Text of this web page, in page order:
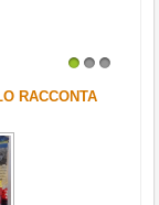
RACCONTA